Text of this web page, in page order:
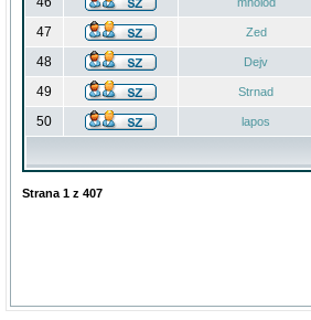
47 Zed
48 Dejv
49 Strnad
50 lapos
Strana 1 z 407